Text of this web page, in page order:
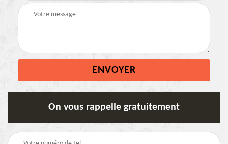
On vous rappelle gratuitement